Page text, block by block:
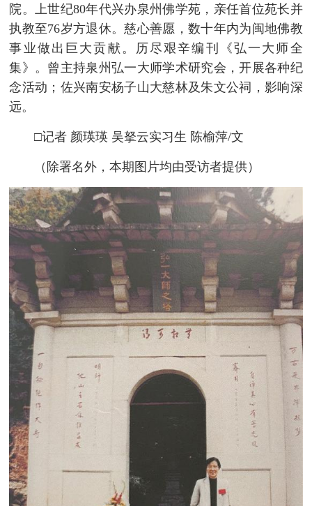
院。上世纪80年代兴办泉州佛学苑，亲任首位苑长并
执教至76岁方退休。慈心善愿，数十年内为闽地佛教
事业做出巨大贡献。历尽艰辛编刊《弘一大师全
集》。曾主持泉州弘一大师学术研究会，开展各种纪
念活动；佐兴南安杨子山大慈林及朱文公祠，影响深
远。
□记者 颜瑛瑛 吴拏云实习生 陈榆萍/文
（除署名外，本期图片均由受访者提供）